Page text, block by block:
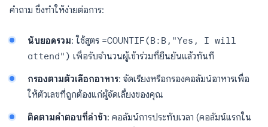
คำถาม ซึ่งทำให้ง่ายต่อการ:
นับยอดรวม: ใช้สูตร =COUNTIF(B:B,"Yes, I will
attend") เพื่อรับจำนวนผู้เข้าร่วมที่ยืนยันแล้วทันที
กรองตามตัวเลือกอาหาร: จัดเรียงหรือกรองคอลัมน์อาหารเพื่อ
ให้ตัวเลขที่ถูกต้องแก่ผู้จัดเลี้ยงของคุณ
ติดตามคำตอบที่ล่าช้า: คอลัมน์การประทับเวลา (คอลัมน์แรกใน